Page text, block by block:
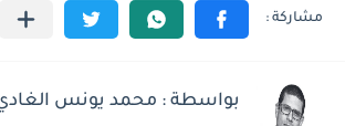
بواسطة : محمد يونس